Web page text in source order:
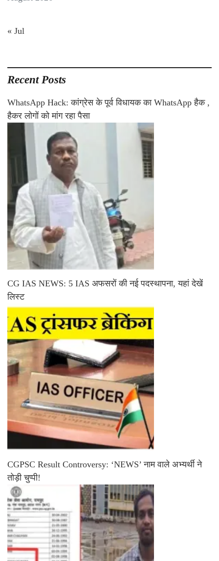
« Jul
Recent Posts
WhatsApp Hack: कांग्रेस के पूर्व विधायक का WhatsApp हैक ,
हैकर लोगों को मांग रहा पैसा
CG IAS NEWS: 5 IAS अफसरों की नई पदस्थापना, यहां देखें
लिस्ट
CGPSC Result Controversy: ‘NEWS’ नाम वाले अभ्यर्थी ने
तोड़ी चुप्पी!